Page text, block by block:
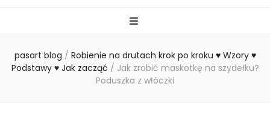
pasart blog / Robienie na drutach krok po kroku ♥ Wzory ♥
Podstawy ♥ Jak zacząć / Jak zrobić maskotkę na szydełku?
Poduszka z włóczki